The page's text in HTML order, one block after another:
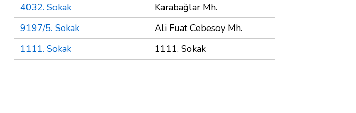
4032. Sokak
Karabağlar Mh.
9197/5. Sokak
Ali Fuat Cebesoy Mh.
1111. Sokak
1111. Sokak